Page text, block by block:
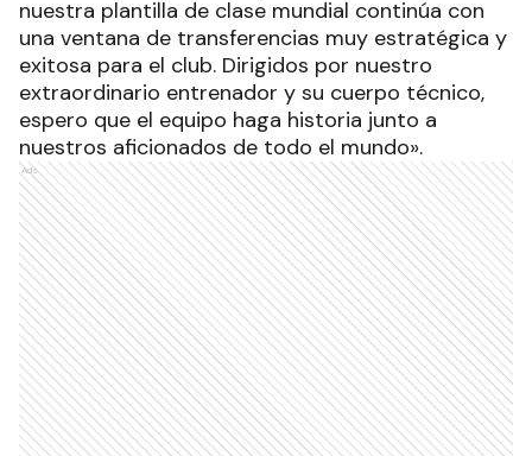
nuestra plantilla de clase mundial continúa con
una ventana de transferencias muy estratégica y
exitosa para el club. Dirigidos por nuestro
extraordinario entrenador y su cuerpo técnico,
espero que el equipo haga historia junto a
nuestros aficionados de todo el mundo».
Ads